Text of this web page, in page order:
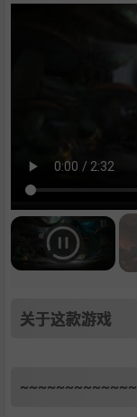
关于这款游戏